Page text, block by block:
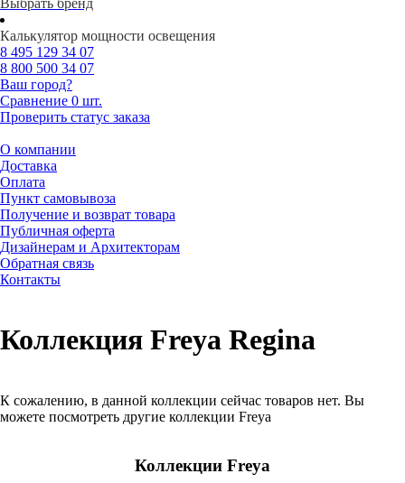
Выбрать бренд
Калькулятор мощности освещения
8 495 129 34 07
8 800 500 34 07
Ваш город?
Сравнение 0 шт.
Проверить статус заказа
О компании
Доставка
Оплата
Пункт самовывоза
Получение и возврат товара
Публичная оферта
Дизайнерам и Архитекторам
Обратная связь
Контакты
Коллекция Freya Regina
К сожалению, в данной коллекции сейчас товаров нет. Вы
можете посмотреть другие коллекции Freya
Коллекции Freya